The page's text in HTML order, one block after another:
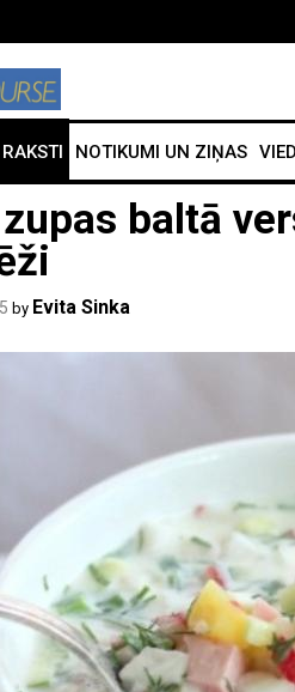
NOTIKUMI UN ZIŅAS
baltā
by Evita Sinka